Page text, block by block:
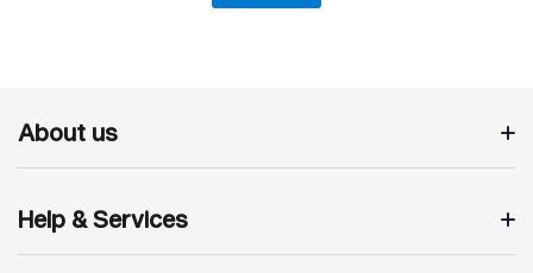
About us
Help & Services